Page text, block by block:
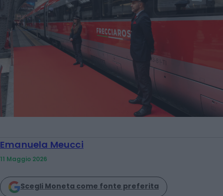
Emanuela Meucci
11 Maggio 2026
Scegli Moneta come fonte preferita